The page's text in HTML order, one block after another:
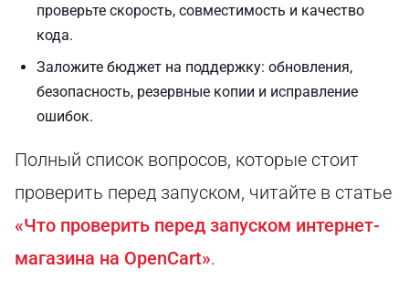
проверьте скорость, совместимость и качество
кода.
Заложите бюджет на поддержку: обновления,
безопасность, резервные копии и исправление
ошибок.
Полный список вопросов, которые стоит
проверить перед запуском, читайте в статье
«Что проверить перед запуском интернет-
магазина на OpenCart».